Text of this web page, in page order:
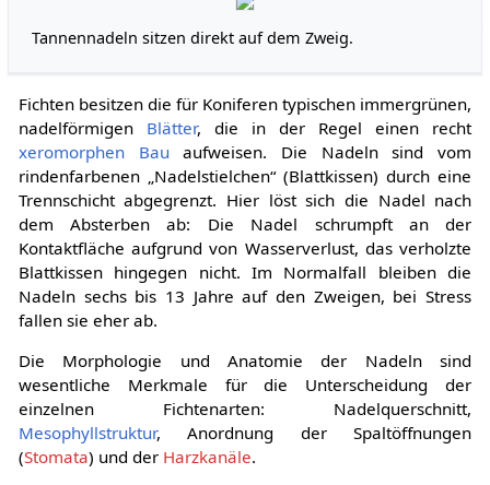
Tannennadeln sitzen direkt auf dem Zweig.
Fichten besitzen die für Koniferen typischen immergrünen,
nadelförmigen Blätter, die in der Regel einen recht
xeromorphen Bau aufweisen. Die Nadeln sind vom
rindenfarbenen „Nadelstielchen“ (Blattkissen) durch eine
Trennschicht abgegrenzt. Hier löst sich die Nadel nach
dem Absterben ab: Die Nadel schrumpft an der
Kontaktfläche aufgrund von Wasserverlust, das verholzte
Blattkissen hingegen nicht. Im Normalfall bleiben die
Nadeln sechs bis 13 Jahre auf den Zweigen, bei Stress
fallen sie eher ab.
Die Morphologie und Anatomie der Nadeln sind
wesentliche Merkmale für die Unterscheidung der
einzelnen Fichtenarten: Nadelquerschnitt,
Mesophyllstruktur, Anordnung der Spaltöffnungen
(Stomata) und der Harzkanäle.